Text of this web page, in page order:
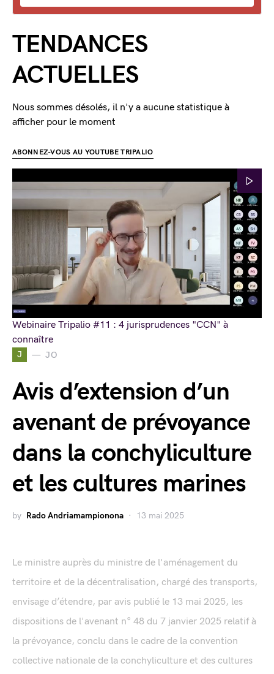
J JO
Avis d’extension d’un
avenant de prévoyance
dans la conchyliculture
et les cultures marines
by Rado Andriamampionona 13 mai 2025
Le ministre auprès du ministre de l'aménagement du
territoire et de la décentralisation, chargé des transports,
envisage d’étendre, par avis publié le 13 mai 2025, les
dispositions de l'avenant n° 48 du 7 janvier 2025 relatif à
la prévoyance, conclu dans le cadre de la convention
collective nationale de la conchyliculture et des cultures
TENDANCES
ACTUELLES
Nous sommes désolés, il n'y a aucune statistique à
afficher pour le moment
ABONNEZ-VOUS AU YOUTUBE TRIPALIO
Webinaire Tripalio #11 : 4 jurisprudences "CCN" à
connaître